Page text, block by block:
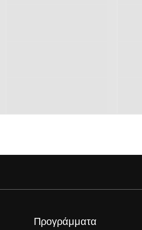
Προγράμματα